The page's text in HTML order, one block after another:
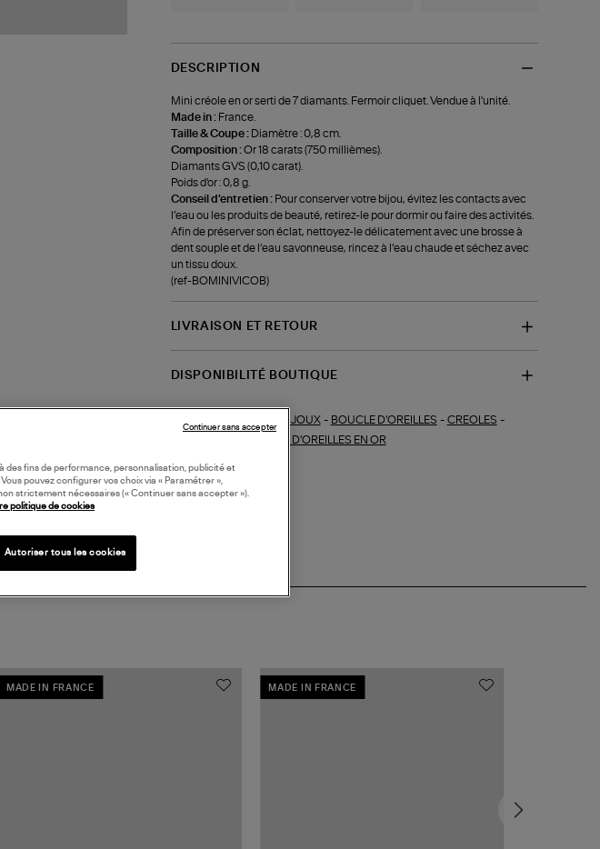
DESCRIPTION
Mini créole en or serti de 7 diamants. Fermoir cliquet. Vendue à l'unité.
Made in : France.
Taille & Coupe : Diamètre : 0,8 cm.
Composition :Or 18 carats (750 millièmes).
Diamants GVS (0,10 carat).
Poids d'or : 0,8 g.
Conseil d'entretien : Pour conserver votre bijou, évitez les contacts avec
l’eau ou les produits de beauté, retirez-le pour dormir ou faire des activités.
Afin de préserver son éclat, nettoyez-le délicatement avec une brosse à
dent souple et de l’eau savonneuse, rincez à l’eau chaude et séchez avec
un tissu doux.
(ref-BOMINIVICOB)
LIVRAISON ET RETOUR
DISPONIBILITÉ BOUTIQUE
BIJOUX- BOUCLE D'OREILLES - CREOLES -
BOUCLES D'OREILLES EN OR
MADE IN FRANCE MADE IN FRANCE
des fins de performance, personnalisation, publicité et
pouvez configurer vos choix via « Paramétrer »,
strictement nécessaires (« Continuer sans accepter »).
politique de cookies
Autoriser tous les cookies
Continuer sans accepter